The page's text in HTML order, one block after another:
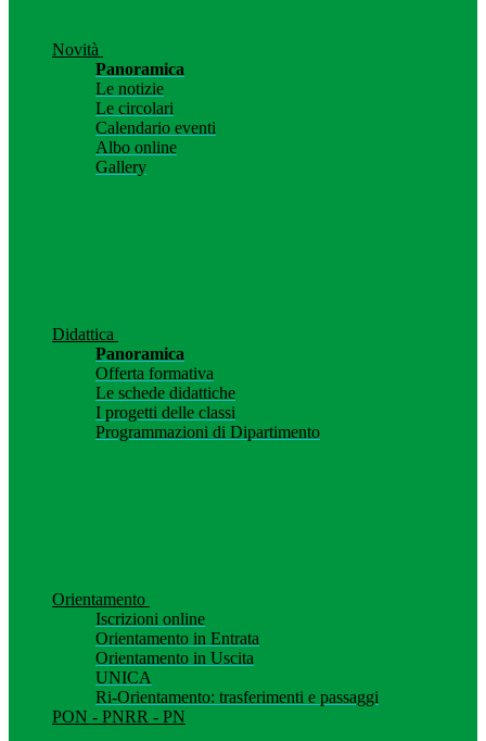
Novità
Panoramica
Le notizie
Le circolari
Calendario eventi
Albo online
Gallery
Didattica
Panoramica
Offerta formativa
Le schede didattiche
I progetti delle classi
Programmazioni di Dipartimento
Orientamento
Iscrizioni online
Orientamento in Entrata
Orientamento in Uscita
UNICA
Ri-Orientamento: trasferimenti e passaggi
PON - PNRR - PN